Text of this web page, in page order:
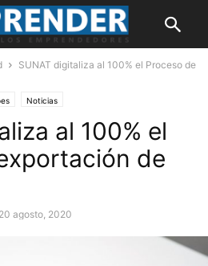
SUNAT digitaliza al 100% el Proceso de
Noticias
al 100% el
de
20 agosto, 2020